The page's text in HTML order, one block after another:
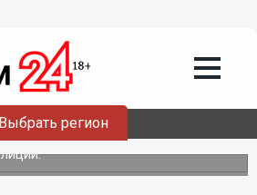
Выбрать регион
из Нижнего
любовь в
Егоров подал заявление